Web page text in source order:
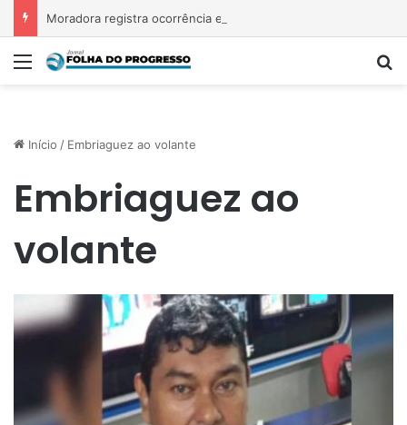
Menu
Início / Embriaguez ao volante
Embriaguez ao
volante